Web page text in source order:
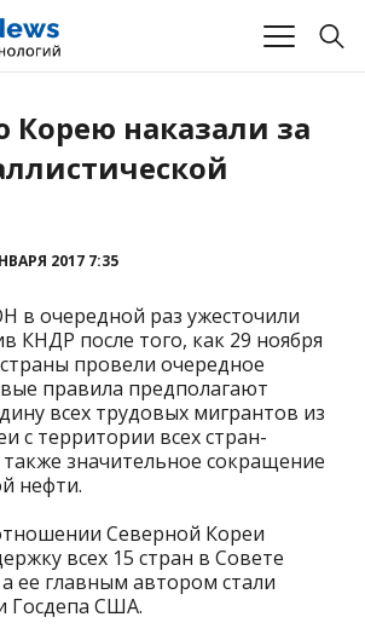
Корею наказали за
2017 7:35
в очередной раз ужесточили
КНДР после того, как 29 ноября
провели очередное
правила предполагают
всех трудовых мигрантов из
с территории всех стран-
значительное сокращение
нефти.
Северной Кореи
всех 15 стран в Совете
ее главным автором стали
Госдепа США.